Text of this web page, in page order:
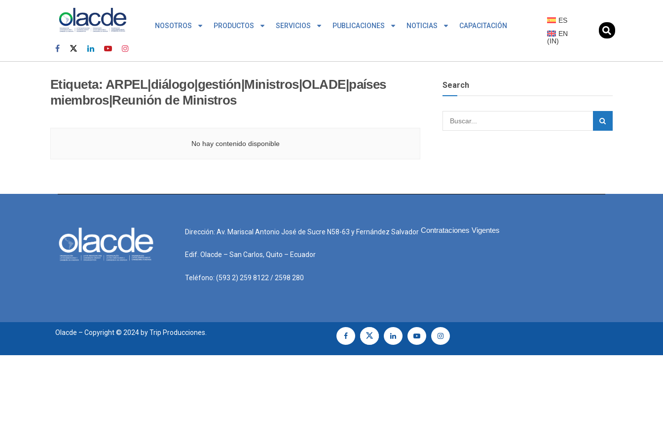
NOSOTROS PRODUCTOS SERVICIOS PUBLICACIONES NOTICIAS CAPACITACIÓN
ES
EN
(IN)
Etiqueta: ARPEL|diálogo|gestión|Ministros|OLADE|países
miembros|Reunión de Ministros
No hay contenido disponible
Search
Dirección: Av. Mariscal Antonio José de Sucre N58-63 y Fernández Salvador
Edif. Olacde – San Carlos, Quito – Ecuador
Teléfono: (593 2) 259 8122 / 2598 280
Contrataciones Vigentes
Olacde – Copyright © 2024 by Trip Producciones.